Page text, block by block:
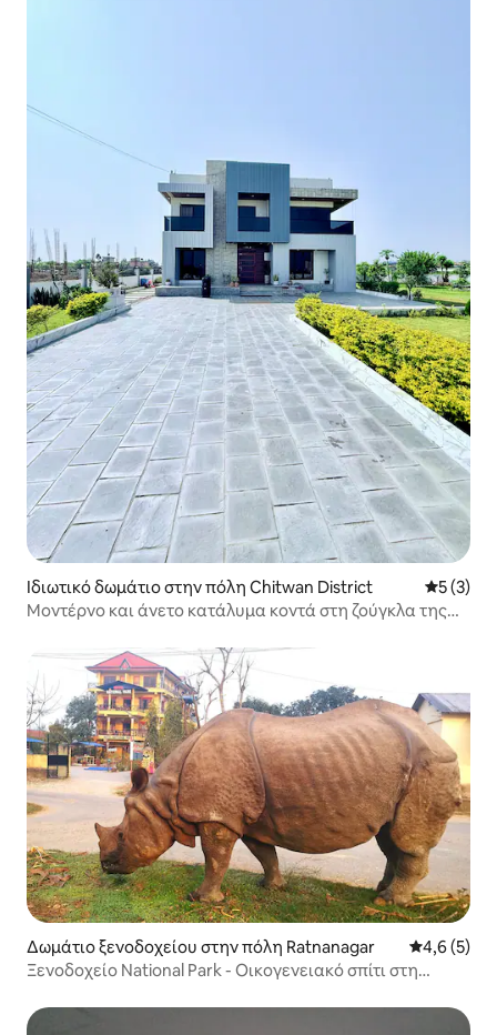
Ιδιωτικό δωμάτιο στην πόλη Chitwan District Μέση
5 (3)
Μοντέρνο και άνετο κατάλυμα κοντά στη ζούγκλα της
Δωμάτιο ξενοδοχείου στην πόλη Ratnanagar Μέση
4,6 (5)
Ξενοδοχείο National Park - Οικογενειακό σπίτι στη